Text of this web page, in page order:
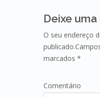
Deixe
O seu endereço
marcados *
Comentário